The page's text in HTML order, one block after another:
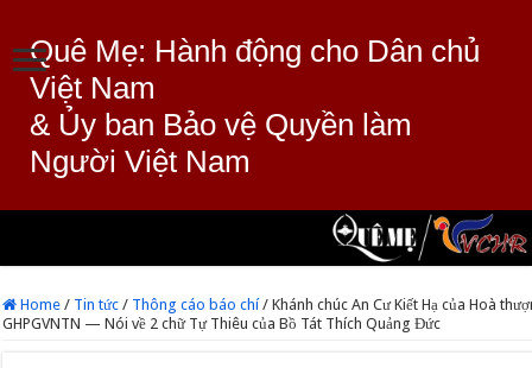
Quê Mẹ: Hành động cho Dân chủ
Việt Nam
& Ủy ban Bảo vệ Quyền làm
Người Việt Nam
Home / Tin tức / Thông cáo báo chí / Khánh chúc An Cư Kiết Hạ của Hoà
GHPGVNTN — Nói về 2 chữ Tự Thiêu của Bồ Tát Thích Quảng Đức